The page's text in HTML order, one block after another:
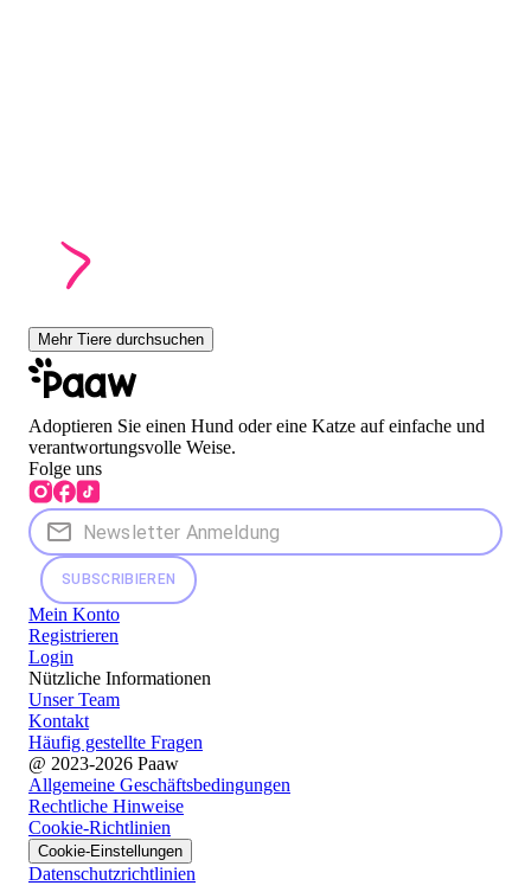
Mehr Tiere durchsuchen
Adoptieren Sie einen Hund oder eine Katze auf einfache und
verantwortungsvolle Weise.
Folge uns
SUBSCRIBIEREN
Mein Konto
Registrieren
Login
Nützliche Informationen
Unser Team
Kontakt
Häufig gestellte Fragen
@ 2023-2026 Paaw
Allgemeine Geschäftsbedingungen
Rechtliche Hinweise
Cookie-Richtlinien
Cookie-Einstellungen
Datenschutzrichtlinien